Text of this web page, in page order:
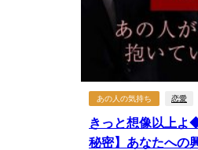
あの人の気持ち 恋愛
きっと想像以上よ
秘密】あなたへの